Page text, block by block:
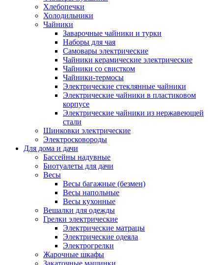
Хлебопечки
Холодильники
Чайники
Заварочные чайники и турки
Наборы для чая
Самовары электрические
Чайники керамические электрические
Чайники со свистком
Чайники-термосы
Электрические стеклянные чайники
Электрические чайники в пластиковом
корпусе
Электрические чайники из нержавеющей
стали
Шинковки электрические
Электросковороды
Для дома и дачи
Бассейны надувные
Биотуалеты для дачи
Весы
Весы багажные (безмен)
Весы напольные
Весы кухонные
Вешалки для одежды
Грелки электрические
Электрические матрацы
Электрические одеяла
Электрогрелки
Жарочные шкафы
Закаточные машинки